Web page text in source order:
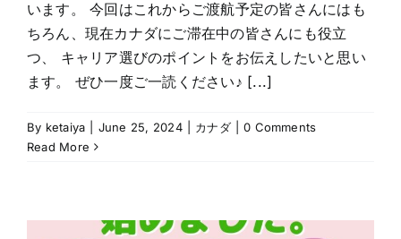
います。 今回はこれからご渡航予定の皆さんにはも
ちろん、現在カナダにご滞在中の皆さんにも役立
つ、 キャリア選びのポイントをお伝えしたいと思い
ます。 ぜひ一度ご一読ください♪ [...]
By ketaiya June 25, 2024 カナダ
0 Comments
Read More